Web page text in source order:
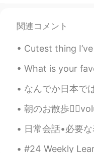
関連コメント
Cutest thing I’ve seen today. A
What is your favorite season??? If
なんでか日本ではシナボンがネットで一ヶ月ぐらいで販売されてるから注文してみた
朝のお散歩🏃‍♂️volume 2. 鯨🐳みたいな雲を発見！ 宇宙を泳いでいる鯨が降
日常会話•必要な表現 今日のテーマは感謝の伝え
#24 Weekly Learning - Russian 📝 Hello